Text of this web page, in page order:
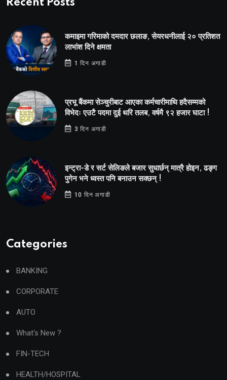
Recent Posts
कमाइमा गरिमाको दमदार छलाङ, सेयरधनीलाई २० प्रतिशत
लाभांश दिने क्षमता
1 दिन अगाडी
प्रभू बैंकमा सेञ्चुरीबाट आएका कर्मचारीमाथि हदैसम्मको
विभेदः एउटै पदमा दुई थरि तलब, वर्षमै ९२ हजार घाटा !
3 दिन अगाडी
इन्ट्रा-डे र सर्ट सेलिङले बजार सुधार्छन् मात्रै होइन, ढङ्ग
पुगेन भने ध्वस्त पनि बनाउन सक्छन् !
10 दिन अगाडी
Categories
BANKING
CORPORATE
AUTO
What's New ?
FIN-TECH
HEALTH/HOSPITAL